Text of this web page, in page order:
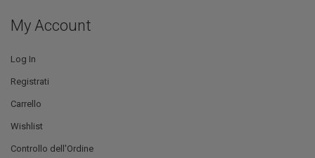
My Account
Log In
Registrati
Carrello
Wishlist
Controllo dell'Ordine